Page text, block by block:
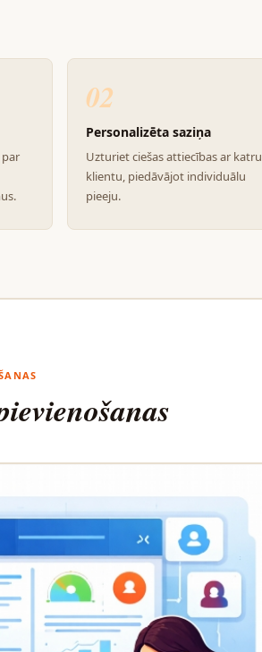
02
Personalizēta saziņa
Uzturiet ciešas attiecības ar katru
klientu, piedāvājot individuālu
pieeju.